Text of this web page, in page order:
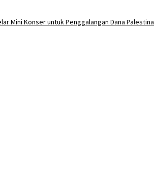
Mini Konser untuk Penggalangan Dana Palestina